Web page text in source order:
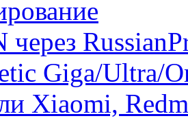
через
Giga/Ultra/
Xiaomi,